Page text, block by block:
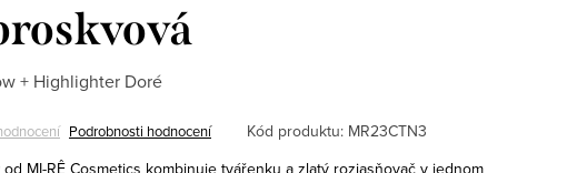
+ Highlighter Doré
Podrobnosti hodnocení Kód produktu: MR23CTN3
od MI-RÊ Cosmetics kombinuje tvářenku a zlatý rozjasňovač v jednom